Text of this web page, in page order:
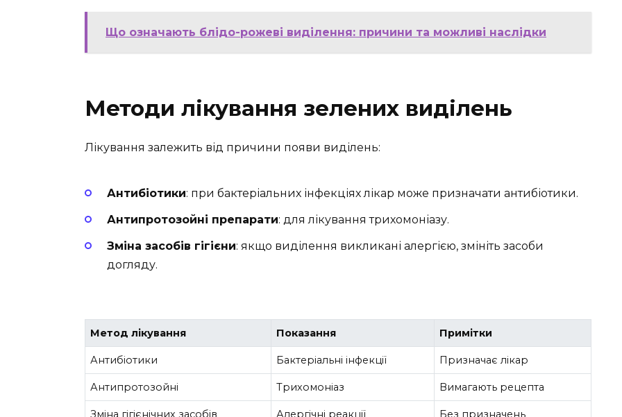
Що означають блідо-рожеві виділення: причини та можливі наслідки
Методи лікування зелених виділень
Лікування залежить від причини появи виділень:
Антибіотики: при бактеріальних інфекціях лікар може призначати антибіотики.
Антипротозойні препарати: для лікування трихомоніазу.
Зміна засобів гігієни: якщо виділення викликані алергією, змініть засоби
догляду.
Метод лікування Показання Примітки
Антибіотики Бактеріальні інфекції Призначає лікар
Антипротозойні Трихомоніаз Вимагають рецепта
Зміна гігієнічних засобів Алергічні реакції Без призначень